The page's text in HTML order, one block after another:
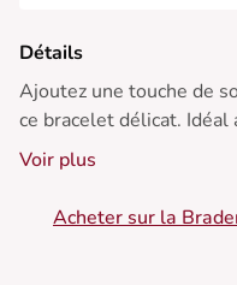
Détails
Ajoutez une touche de
ce bracelet délicat. Idéal
look estival, ou pour
soirée. Parfait en toute
Voir plus
Acheter sur la